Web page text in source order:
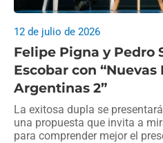
Felipe Pigna y Pedro
Escobar con “Nuevas
Argentinas 2”
12 de julio de 2026
La exitosa dupla se
una propuesta que invita a
para comprender mejor el